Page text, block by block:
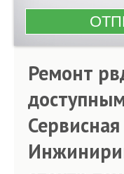
Ремонт